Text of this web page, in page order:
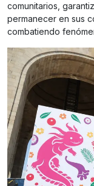
comunitarios,
permanecer en sus
combatiendo